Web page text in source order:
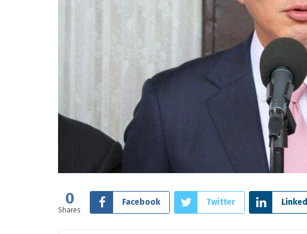
0
Shares
Facebook Twitter